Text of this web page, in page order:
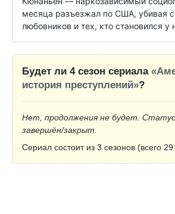
месяца разъезжал по США, убивая
любовников и тех, кто становился у
Будет ли 4 сезон сериала
история преступлений»?
Нет, продолжения не будет.
завершён/закрыт.
Сериал состоит из 3 сезонов (всего